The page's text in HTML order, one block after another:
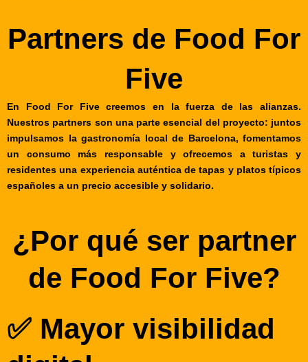
Partners de Food For
Five
En Food For Five creemos en la fuerza de las alianzas.
Nuestros partners son una parte esencial del proyecto: juntos
impulsamos la gastronomía local de Barcelona, fomentamos
un consumo más responsable y ofrecemos a turistas y
residentes una experiencia auténtica de tapas y platos típicos
españoles a un precio accesible y solidario.
¿Por qué ser partner
de Food For Five?
✅ Mayor visibilidad